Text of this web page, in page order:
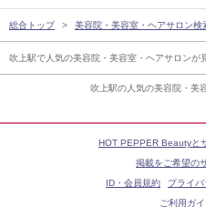
吹上駅の人気の美容院・美
総合トップ 美容院・美容室・ヘアサロン検
吹上駅で人気の美容院・美容室・ヘアサロン
HOT PEPPER Beautyと
掲載をご希望の
ID・会員規約
プライ
ご利用ガイ